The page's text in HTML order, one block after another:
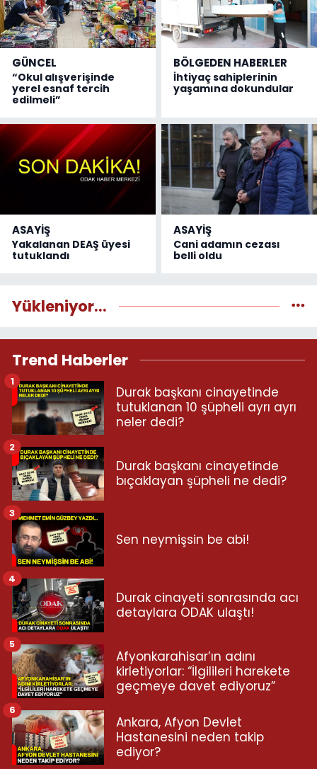
GÜNCEL
“Okul alışverişinde
yerel esnaf tercih
edilmeli”
BÖLGEDEN HABERLER
İhtiyaç sahiplerinin
yaşamına dokundular
ASAYİŞ
Yakalanan DEAŞ üyesi
tutuklandı
ASAYİŞ
Cani adamın cezası
belli oldu
Yükleniyor...
Trend Haberler
Durak başkanı cinayetinde
tutuklanan 10 şüpheli ayrı ayrı
neler dedi?
1
Durak başkanı cinayetinde
bıçaklayan şüpheli ne dedi?
2
Sen neymişsin be abi!
3
Durak cinayeti sonrasında acı
detaylara ODAK ulaştı!
4
Afyonkarahisar’ın adını
kirletiyorlar: “İlgilileri harekete
geçmeye davet ediyoruz”
5
Ankara, Afyon Devlet
Hastanesini neden takip
ediyor?
6